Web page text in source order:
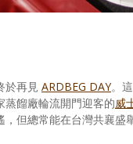
於再見 ARDBEG DAY。
蒸餾廠輪流開門迎客的威
但總常能在台灣共襄盛